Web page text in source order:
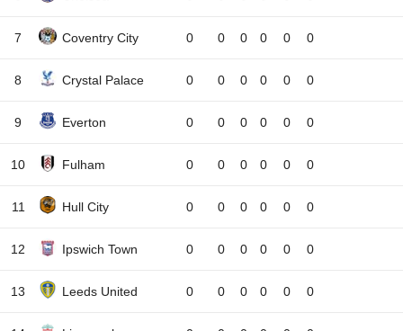
7 Coventry City 0 0 0 0 0 0
8 Crystal Palace 0 0 0 0 0 0
9 Everton 0 0 0 0 0 0
10 Fulham 0 0 0 0 0 0
11 Hull City 0 0 0 0 0 0
12 Ipswich Town 0 0 0 0 0 0
13 Leeds United 0 0 0 0 0 0